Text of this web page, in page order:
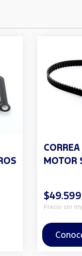
MOTOR
$49.599
Precio sin